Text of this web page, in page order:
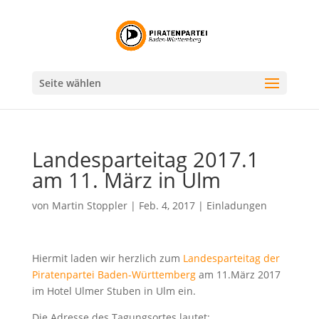
Seite wählen
Landesparteitag 2017.1
am 11. März in Ulm
von Martin Stoppler| Feb. 4, 2017| Einladungen
Hiermit laden wir herzlich zum Landesparteitag der
Piratenpartei Baden-Württembergam 11.März 2017
im Hotel Ulmer Stuben in Ulm ein.